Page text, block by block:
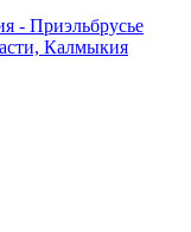
- Приэльбрусье
Калмыкия